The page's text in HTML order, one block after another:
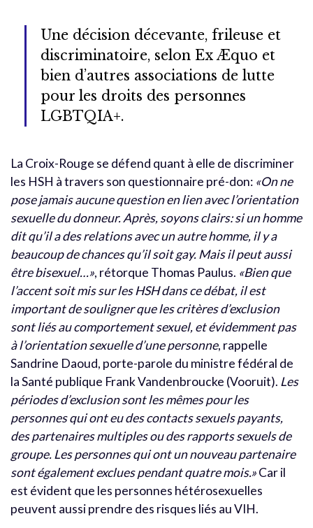
Une décision décevante, frileuse et
discriminatoire, selon Ex Æquo et
bien d’autres associations de lutte
pour les droits des personnes
LGBTQIA+.
La Croix-Rouge se défend quant à elle de discriminer
les HSH à travers son questionnaire pré-don: «On ne
pose jamais aucune question en lien avec l’orientation
sexuelle du donneur. Après, soyons clairs: si un homme
dit qu’il a des relations avec un autre homme, il y a
beaucoup de chances qu’il soit gay. Mais il peut aussi
être bisexuel…», rétorque Thomas Paulus. «Bien que
l’accent soit mis sur les HSH dans ce débat, il est
important de souligner que les critères d’exclusion
sont liés au comportement sexuel, et évidemment pas
à l’orientation sexuelle d’une personne, rappelle
Sandrine Daoud, porte-parole du ministre fédéral de
la Santé publique Frank Vandenbroucke (Vooruit). Les
périodes d’exclusion sont les mêmes pour les
personnes qui ont eu des contacts sexuels payants,
des partenaires multiples ou des rapports sexuels de
groupe. Les personnes qui ont un nouveau partenaire
sont également exclues pendant quatre mois.»Car il
est évident que les personnes hétérosexuelles
peuvent aussi prendre des risques liés au VIH.